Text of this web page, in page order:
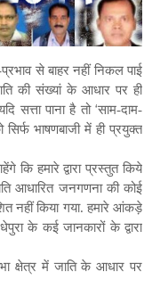
से बाहर नहीं निकल पाई
की संख्यां के आधार पर ही
सत्ता पाना है तो ‘साम-दाम-
सिर्फ भाषणबाजी में ही प्रयुक्त
कि हमारे द्वारा प्रस्तुत किये
आधारित जनगणना की कोई
नहीं किया गया. हमारे आंकड़े
के कई जानकारों के द्वारा
क्षेत्र में जाति के आधार पर